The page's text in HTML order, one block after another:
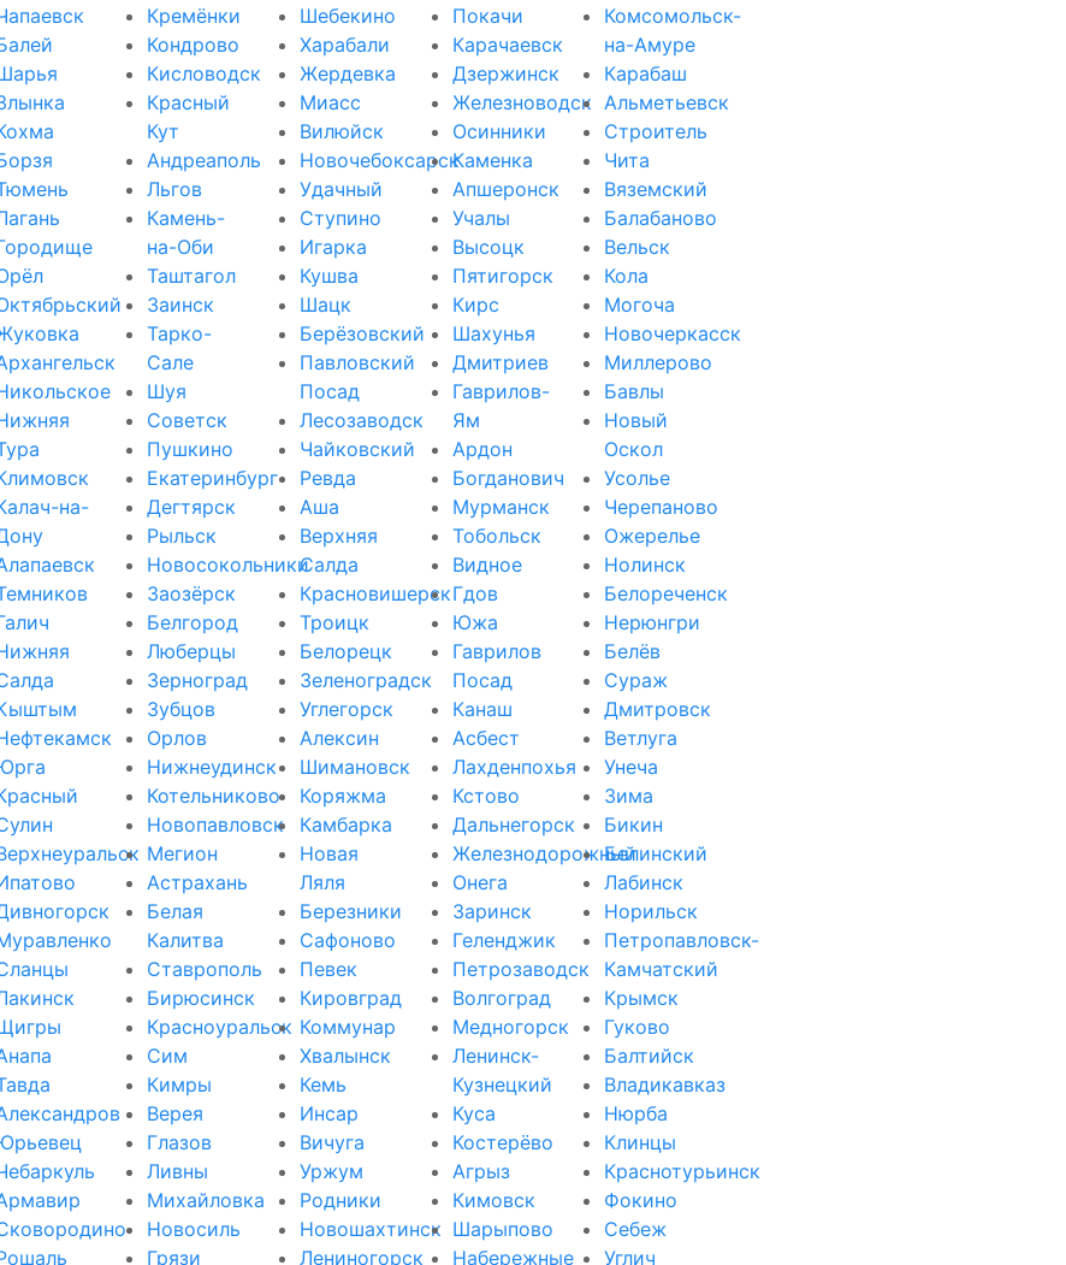
на-
Кремёнки
Кондрово
Кисловодск
Красный
Кут
Андреаполь
Льгов
Камень-
на-Оби
Таштагол
Заинск
Тарко-
Сале
Шуя
Советск
Пушкино
Екатеринбург
Дегтярск
Рыльск
Новосокольники
Заозёрск
Белгород
Люберцы
Зерноград
Зубцов
Орлов
Нижнеудинск
Котельниково
Новопавловск
Мегион
Астрахань
Белая
Калитва
Ставрополь
Бирюсинск
Красноуральск
Сим
Кимры
Верея
Глазов
Ливны
Михайловка
Новосиль
Грязи
Шебекино
Харабали
Жердевка
Миасс
Вилюйск
Новочебоксарск
Удачный
Ступино
Игарка
Кушва
Шацк
Берёзовский
Павловский
Посад
Лесозаводск
Чайковский
Ревда
Аша
Верхняя
Салда
Красновишерск
Троицк
Белорецк
Зеленоградск
Углегорск
Алексин
Шимановск
Коряжма
Камбарка
Новая
Ляля
Березники
Сафоново
Певек
Кировград
Коммунар
Хвалынск
Кемь
Инсар
Вичуга
Уржум
Родники
Новошахтинск
Лениногорск
Покачи
Карачаевск
Дзержинск
Железноводск
Осинники
Каменка
Апшеронск
Учалы
Высоцк
Пятигорск
Кирс
Шахунья
Дмитриев
Гаврилов-
Ям
Ардон
Богданович
Мурманск
Тобольск
Видное
Гдов
Южа
Гаврилов
Посад
Канаш
Асбест
Лахденпохья
Кстово
Дальнегорск
Железнодорожный
Онега
Заринск
Геленджик
Петрозаводск
Волгоград
Медногорск
Ленинск-
Кузнецкий
Куса
Костерёво
Агрыз
Кимовск
Шарыпово
Набережные
Комсомольск-
на-Амуре
Карабаш
Альметьевск
Строитель
Чита
Вяземский
Балабаново
Вельск
Кола
Могоча
Новочеркасск
Миллерово
Бавлы
Новый
Оскол
Усолье
Черепаново
Ожерелье
Нолинск
Белореченск
Нерюнгри
Белёв
Сураж
Дмитровск
Ветлуга
Унеча
Зима
Бикин
Белинский
Лабинск
Норильск
Петропавловск-
Камчатский
Крымск
Гуково
Балтийск
Владикавказ
Нюрба
Клинцы
Краснотурьинск
Фокино
Себеж
Углич